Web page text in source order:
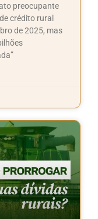
preocupante
crédito rural
de 2025, mas